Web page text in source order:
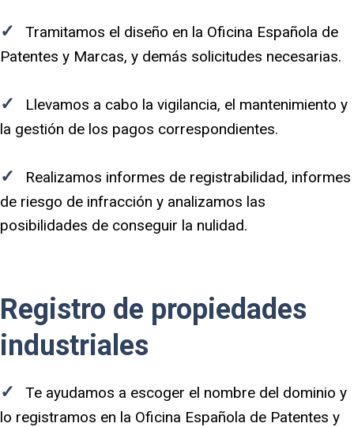
✓
Tramitamos el diseño en la Oficina Española de
Patentes y Marcas, y demás solicitudes necesarias.
✓
Llevamos a cabo la vigilancia, el mantenimiento y
la gestión de los pagos correspondientes.
✓
Realizamos informes de registrabilidad, informes
de riesgo de infracción y analizamos las
posibilidades de conseguir la nulidad.
Registro de propiedades
industriales
✓
Te ayudamos a escoger el nombre del dominio y
lo registramos en la Oficina Española de Patentes y